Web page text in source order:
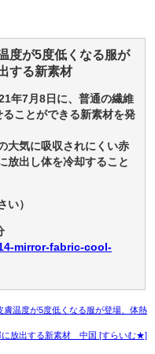
度が5度低くなる服が
する新素材
年7月8日に、普通の繊維
ことができる新素材を発
大気に吸収されにくい赤
放出し体を冷却すること
い）
mirror-fabric-cool-
膚温度が5度低くなる服が登場、体熱
に放出する新素材 中国 [すらいむ★]